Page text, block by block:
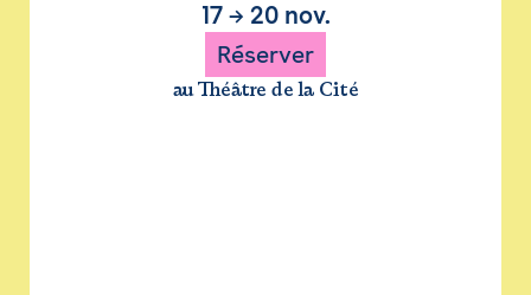
17→ 20 nov.
Réserver
au Théâtre de la Cité